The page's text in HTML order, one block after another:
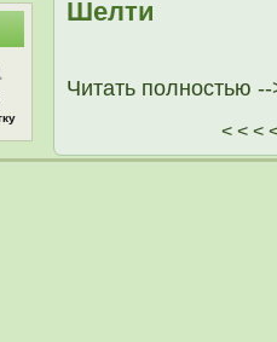
Шелти
Читать полностью --
< < <